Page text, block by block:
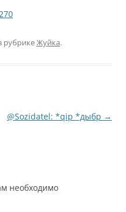
рубрикеЖуйка.
@Sozidatel: *qip *дыбр →
необходимо